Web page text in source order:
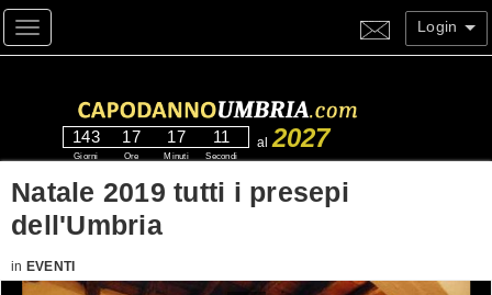
Toggle navigation Login
143
Giorni
17
Ore
17
Minuti
10
Secondi
al2027
Natale 2019 tutti i presepi
dell'Umbria
in EVENTI